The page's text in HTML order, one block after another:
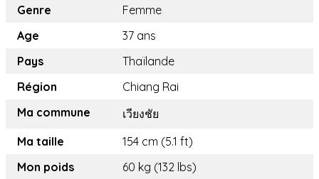
Genre
Femme
Age
37 ans
Pays
Thaïlande
Région
Chiang Rai
Ma commune
เวียงชัย
Ma taille
154 cm (5.1 ft)
Mon poids
60 kg (132 lbs)